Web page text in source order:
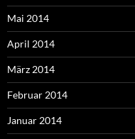
Mai 2014
April 2014
März 2014
Februar 2014
Januar 2014